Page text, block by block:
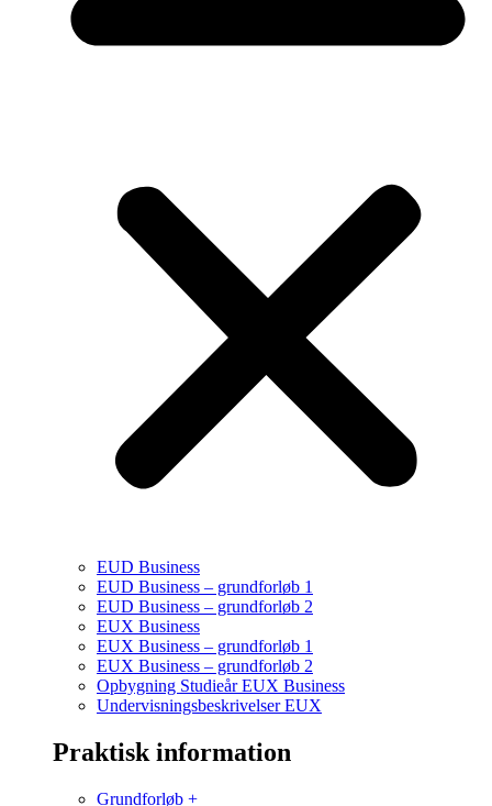
EUD Business
EUD Business – grundforløb 1
EUD Business – grundforløb 2
EUX Business
EUX Business – grundforløb 1
EUX Business – grundforløb 2
Opbygning Studieår EUX Business
Undervisningsbeskrivelser EUX
Praktisk information
Grundforløb +